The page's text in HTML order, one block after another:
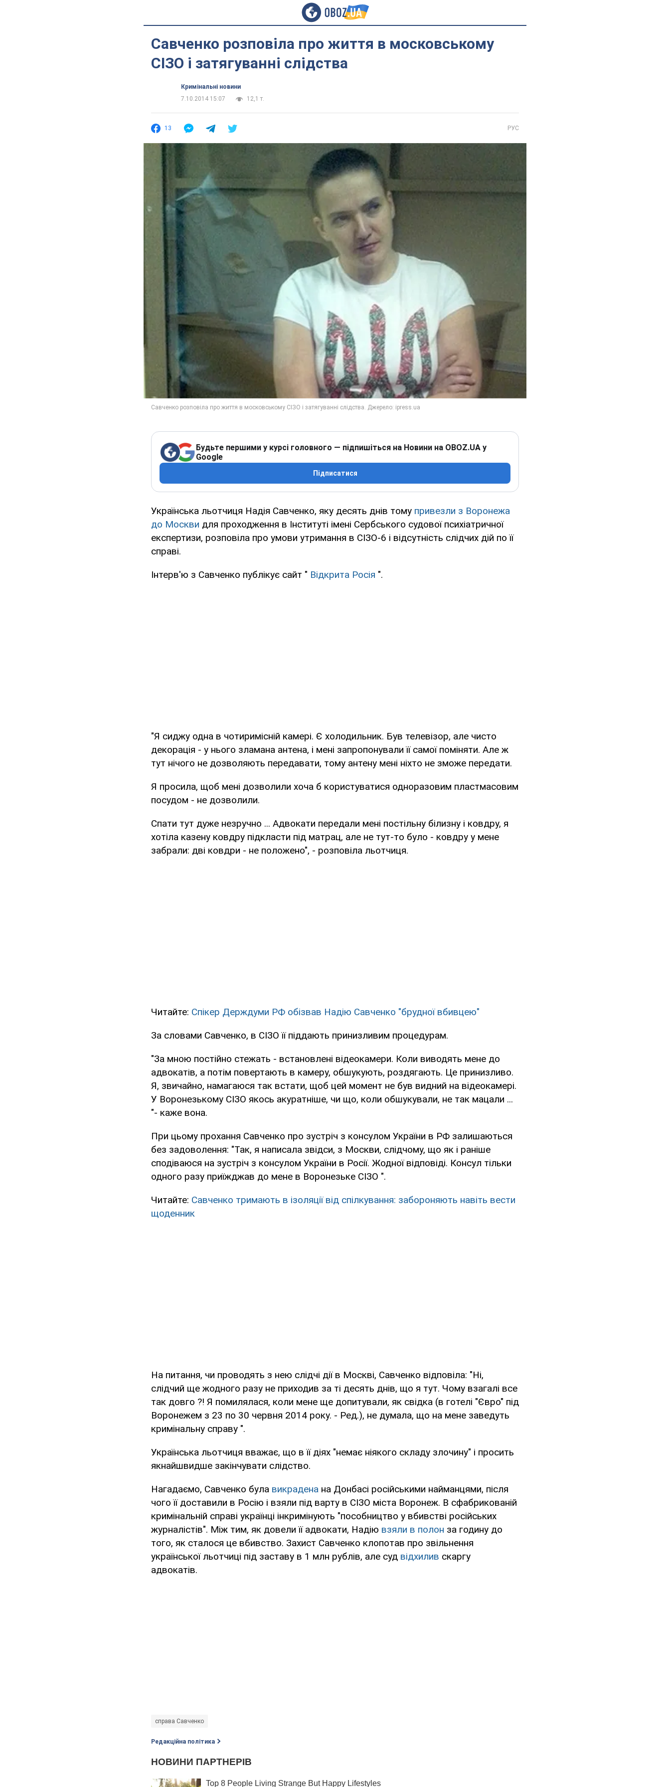
Савченко розповіла про життя в московському
СІЗО і затягуванні слідства
Кримінальні новини
7.10.2014 15:07
12,1 т.
13 РУС
Будьте першими у курсі головного — підпишіться на Новини на OBOZ.UA у
Google
Підписатися
Українська льотчиця Надія Савченко, яку десять днів тому привезли з Воронежа
до Москви для проходження в Інституті імені Сербського судової психіатричної
експертизи, розповіла про умови утримання в СІЗО-6 і відсутність слідчих дій по її
справі.
Інтерв'ю з Савченко публікує сайт " Відкрита Росія ".
"Я сиджу одна в чотиримісній камері. Є холодильник. Був телевізор, але чисто
декорація - у нього зламана антена, і мені запропонували її самої поміняти. Але ж
тут нічого не дозволяють передавати, тому антену мені ніхто не зможе передати.
Я просила, щоб мені дозволили хоча б користуватися одноразовим пластмасовим
посудом - не дозволили.
Спати тут дуже незручно ... Адвокати передали мені постільну білизну і ковдру, я
хотіла казену ковдру підкласти під матрац, але не тут-то було - ковдру у мене
забрали: дві ковдри - не положено", - розповіла льотчиця.
Читайте: Спікер Держдуми РФ обізвав Надію Савченко "брудної вбивцею"
За словами Савченко, в СІЗО її піддають принизливим процедурам.
"За мною постійно стежать - встановлені відеокамери. Коли виводять мене до
адвокатів, а потім повертають в камеру, обшукують, роздягають. Це принизливо.
Я, звичайно, намагаюся так встати, щоб цей момент не був видний на відеокамері.
У Воронезькому СІЗО якось акуратніше, чи що, коли обшукували, не так мацали ...
"- каже вона.
При цьому прохання Савченко про зустріч з консулом України в РФ залишаються
без задоволення: "Так, я написала звідси, з Москви, слідчому, що як і раніше
сподіваюся на зустріч з консулом України в Росії. Жодної відповіді. Консул тільки
одного разу приїжджав до мене в Воронезьке СІЗО ".
Читайте: Савченко тримають в ізоляції від спілкування: забороняють навіть вести
щоденник
На питання, чи проводять з нею слідчі дії в Москві, Савченко відповіла: "Ні,
слідчий ще жодного разу не приходив за ті десять днів, що я тут. Чому взагалі все
так довго ?! Я помилялася, коли мене ще допитували, як свідка (в готелі "Євро" під
Воронежем з 23 по 30 червня 2014 року. - Ред.), не думала, що на мене заведуть
кримінальну справу ".
Українська льотчиця вважає, що в її діях "немає ніякого складу злочину" і просить
якнайшвидше закінчувати слідство.
Нагадаємо, Савченко була викрадена на Донбасі російськими найманцями, після
чого її доставили в Росію і взяли під варту в СІЗО міста Воронеж. В сфабрикованій
кримінальній справі українці інкримінують "пособництво у вбивстві російських
журналістів". Між тим, як довели її адвокати, Надію взяли в полон за годину до
того, як сталося це вбивство. Захист Савченко клопотав про звільнення
української льотчиці під заставу в 1 млн рублів, але суд відхилив скаргу
адвокатів.
справа Савченко
Редакційна політика